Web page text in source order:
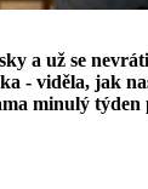
a už se
- viděla, jak
minulý týden